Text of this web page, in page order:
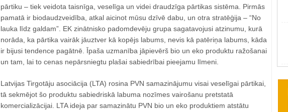
pārtiku ‒ tiek veidota taisnīga, veselīga un videi draudzīga pārtikas sistēma. Pirmās
pamatā ir biodaudzveidība, atkal aicinot mūsu dzīvē dabu, un otra stratēģija ‒ “No
lauka līdz galdam”. EK zinātnisko padomdevēju grupa sagatavojusi atzinumu, kurā
norāda, ka pārtika vairāk jāuztver kā kopējs labums, nevis kā patēriņa labums, kāda
ir bijusi tendence pagātnē. Īpaša uzmanība jāpievērš bio un eko produktu ražošanai
un tam, lai to cenas nepārsniegtu plašai sabiedrībai pieejamu līmeni.
Latvijas Tirgotāju asociācija (LTA) rosina PVN samazinājumu visai veselīgai pārtikai,
tā sekmējot šo produktu sabiedriskā labuma nozīmes vairošanu pretstatā
komercializācijai. LTA ideja par samazinātu PVN bio un eko produktiem atstātu